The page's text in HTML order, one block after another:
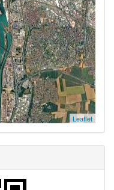
Leaflet